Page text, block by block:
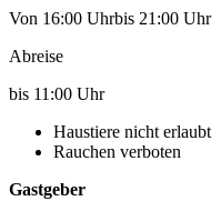
Von 16:00 Uhrbis 21:00 Uhr
Abreise
bis 11:00 Uhr
Haustiere nicht erlaubt
Rauchen verboten
Gastgeber